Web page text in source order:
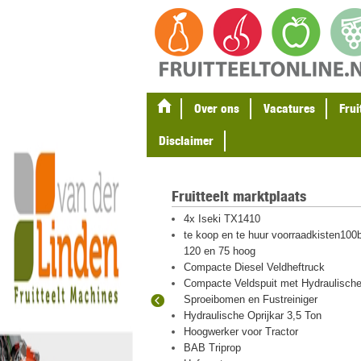
Over ons Vacatures
Disclaimer
en
met
Fruitteelt marktplaats
4x Iseki TX1410
te koop en te huur
120 en 75 hoog
Compacte Diesel Veldheftruck
Compacte Veldspuit met Hydraulische
Sproeibomen en Fustreiniger
Hydraulische Oprijkar 3,5 Ton
Hoogwerker voor Tractor
BAB Triprop